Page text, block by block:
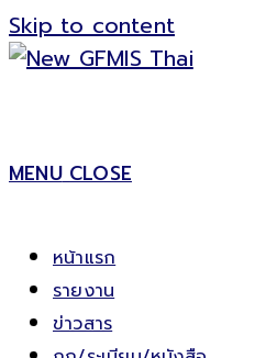
Skip to content
MENU CLOSE
หน้าแรก
รายงาน
ข่าวสาร